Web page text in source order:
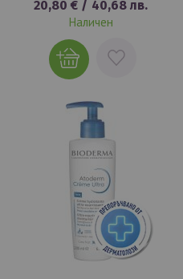
20,80 € / 40,68 лв.
Наличен
ДОБАВИ